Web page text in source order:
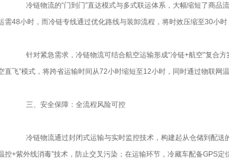
冷链物流的“门到门”直达模式与多式联运体系，大幅缩短了商品
需48小时，而冷链专线通过优化路线与装卸流程，将时效压缩至30小
针对紧急需求，冷链物流可结合航空运输形成“冷链+航空”复合方
直飞”模式，将跨省运输时间从72小时缩短至12小时，同时通过物联网
三、安全保障：全流程风险可控
冷链物流通过封闭式运输与实时监控技术，构建起从仓储到配送
控+紫外线消毒”技术，防止交叉污染；在运输环节，冷藏车配备GPS